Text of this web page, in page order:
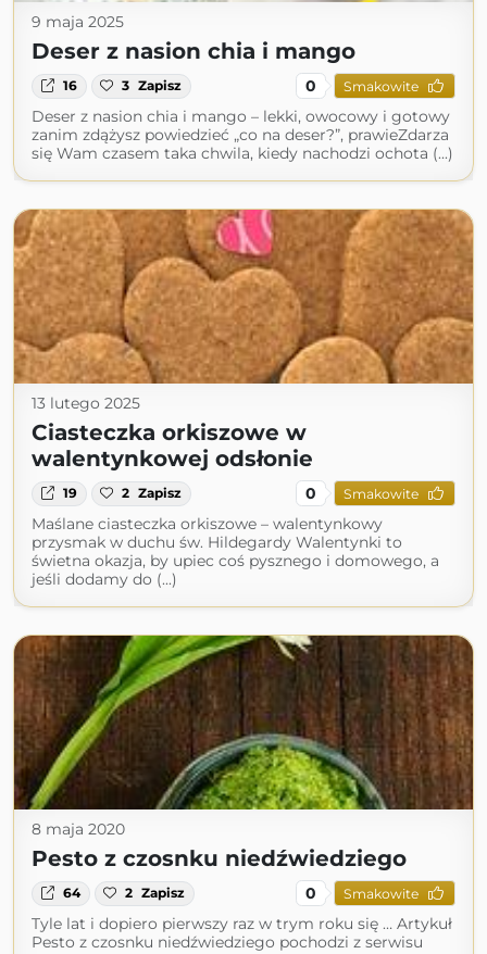
9 maja 2025
Deser z nasion chia i mango
16 3 Zapisz 0 Smakowite
Deser z nasion chia i mango – lekki, owocowy i gotowy
zanim zdążysz powiedzieć „co na deser?”, prawieZdarza
się Wam czasem taka chwila, kiedy nachodzi ochota (...)
13 lutego 2025
Ciasteczka orkiszowe w
walentynkowej odsłonie
19 2 Zapisz 0 Smakowite
Maślane ciasteczka orkiszowe – walentynkowy
przysmak w duchu św. Hildegardy Walentynki to
świetna okazja, by upiec coś pysznego i domowego, a
jeśli dodamy do (...)
8 maja 2020
Pesto z czosnku niedźwiedziego
64 2 Zapisz 0 Smakowite
Tyle lat i dopiero pierwszy raz w trym roku się … Artykuł
Pesto z czosnku niedźwiedziego pochodzi z serwisu